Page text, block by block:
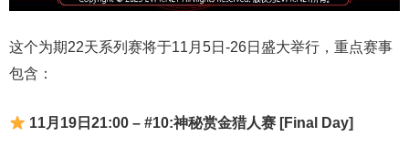
这个为期22天系列赛将于11月5日-26日盛大举行，重点赛事
包含：
11月19日21:00 – #10:神秘赏金猎人赛 [Final Day]